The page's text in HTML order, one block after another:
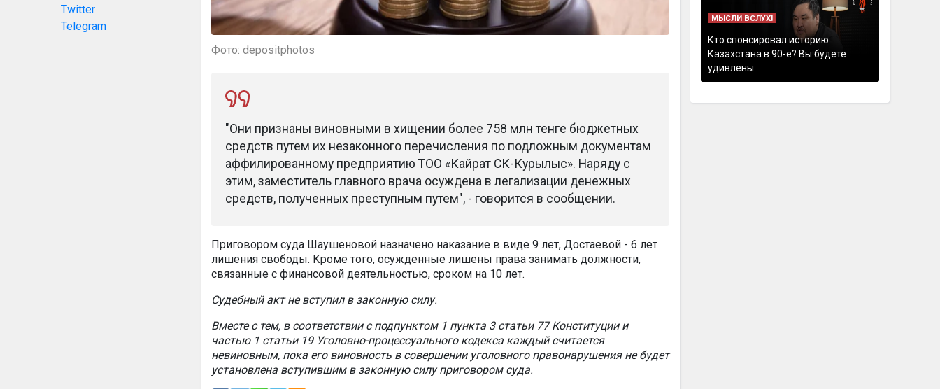
Twitter
Telegram
Фото: depositphotos
"Они признаны виновными в хищении более 758 млн тенге бюджетных
средств путем их незаконного перечисления по подложным документам
аффилированному предприятию ТОО «Кайрат СК-Курылыс». Наряду с
этим, заместитель главного врача осуждена в легализации денежных
средств, полученных преступным путем", - говорится в сообщении.
Приговором суда Шаушеновой назначено наказание в виде 9 лет, Достаевой - 6 лет
лишения свободы. Кроме того, осужденные лишены права занимать должности,
связанные с финансовой деятельностью, сроком на 10 лет.
Судебный акт не вступил в законную силу.
Вместе с тем, в соответствии с подпунктом 1 пункта 3 статьи 77 Конституции и
частью 1 статьи 19 Уголовно-процессуального кодекса каждый считается
невиновным, пока его виновность в совершении уголовного правонарушения не будет
установлена вступившим в законную силу приговором суда.
МЫСЛИ ВСЛУХ!
Кто спонсировал историю
Казахстана в 90-е? Вы будете
удивлены